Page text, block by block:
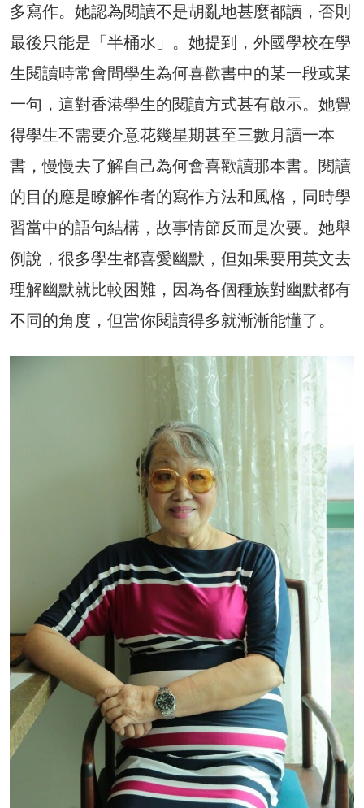
多寫作。她認為閱讀不是胡亂地甚麼都讀，否則
最後只能是「半桶水」。她提到，外國學校在學
生閱讀時常會問學生為何喜歡書中的某一段或某
一句，這對香港學生的閱讀方式甚有啟示。她覺
得學生不需要介意花幾星期甚至三數月讀一本
書，慢慢去了解自己為何會喜歡讀那本書。閱讀
的目的應是瞭解作者的寫作方法和風格，同時學
習當中的語句結構，故事情節反而是次要。她舉
例說，很多學生都喜愛幽默，但如果要用英文去
理解幽默就比較困難，因為各個種族對幽默都有
不同的角度，但當你閱讀得多就漸漸能懂了。